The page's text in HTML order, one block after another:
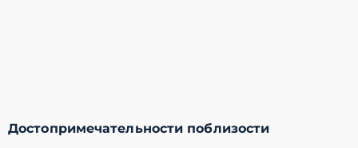
Достопримечательности поблизости